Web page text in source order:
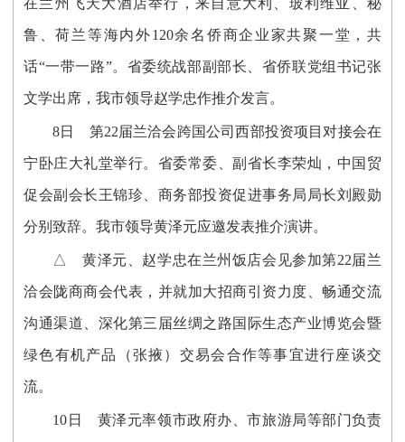
在兰州飞天大酒店举行，来自意大利、玻利维亚、秘
鲁、荷兰等海内外120余名侨商企业家共聚一堂，共
话“一带一路”。省委统战部副部长、省侨联党组书记张
文学出席，我市领导赵学忠作推介发言。
8日 第22届兰洽会跨国公司西部投资项目对接会在
宁卧庄大礼堂举行。省委常委、副省长李荣灿，中国贸
促会副会长王锦珍、商务部投资促进事务局局长刘殿勋
分别致辞。我市领导黄泽元应邀发表推介演讲。
△ 黄泽元、赵学忠在兰州饭店会见参加第22届兰
洽会陇商商会代表，并就加大招商引资力度、畅通交流
沟通渠道、深化第三届丝绸之路国际生态产业博览会暨
绿色有机产品（张掖）交易会合作等事宜进行座谈交
流。
10日 黄泽元率领市政府办、市旅游局等部门负责